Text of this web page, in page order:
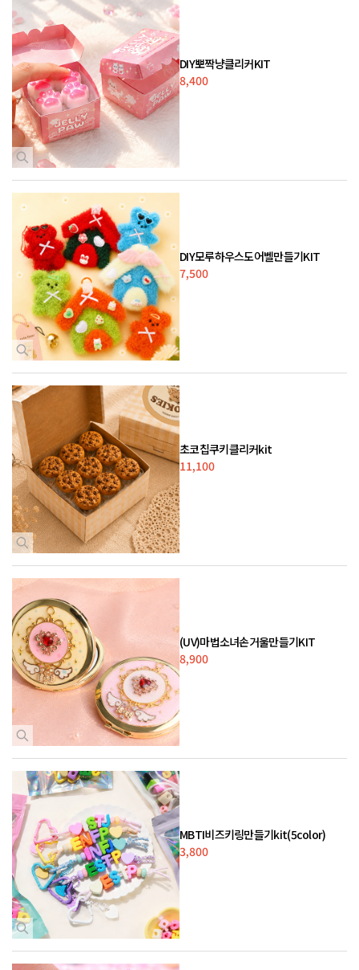
DIY뽀짝냥클리커KIT
8,400
DIY모루하우스도어벨만들기KIT
7,500
초코칩쿠키클리커kit
11,100
(UV)마법소녀손거울만들기KIT
8,900
MBTI비즈키링만들기kit(5color)
3,800